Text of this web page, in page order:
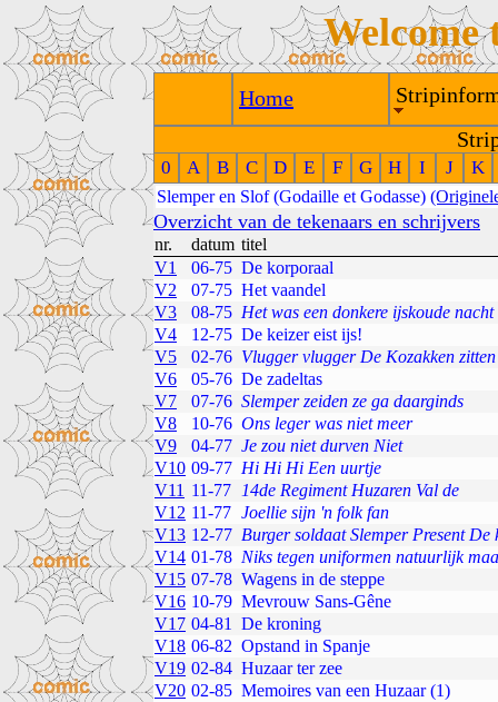
Welcome
Home
0 A B C D E F G H I J K
Slemper en Slof (Godaille et Godasse)
Overzicht van de tekenaars en schrijvers
nr. datum titel
V1
06-75 De korporaal
V2
07-75 Het vaandel
V3
08-75 Het was een donkere ijskoude nacht
V4
12-75 De keizer eist ijs!
V5
02-76 Vlugger vlugger De Kozakken zitten
V6
05-76 De zadeltas
V7
07-76 Slemper zeiden ze ga daarginds
V8
10-76 Ons leger was niet meer
V9
04-77 Je zou niet durven Niet
V10 09-77 Hi Hi Hi Een uurtje
V11 11-77
14de Regiment Huzaren Val de
V12 11-77 Joellie sijn 'n folk fan
V13 12-77 Burger soldaat Slemper Present De
V14 01-78 Niks tegen uniformen natuurlijk
V15 07-78 Wagens in de steppe
V16 10-79 Mevrouw Sans-Gêne
V17 04-81
De kroning
V18 06-82 Opstand in Spanje
V19 02-84 Huzaar ter zee
V20 02-85 Memoires van een Huzaar (1)